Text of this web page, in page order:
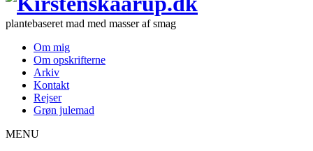
plantebaseret mad med masser af smag
Om mig
Om opskrifterne
Arkiv
Kontakt
Rejser
Grøn julemad
MENU